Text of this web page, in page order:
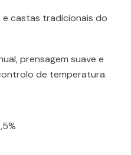
e castas tradicionais do
prensagem suave e
de temperatura.